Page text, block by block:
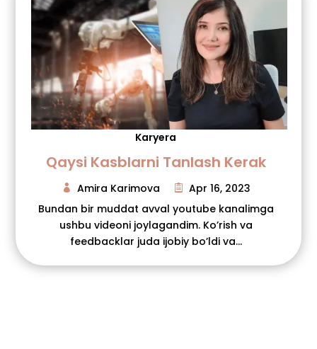
Karyera
Qaysi Kasblarni Tanlash Kerak
Amira Karimova
Apr 16, 2023
Bundan bir muddat avval youtube kanalimga
ushbu videoni joylagandim. Ko’rish va
feedbacklar juda ijobiy bo’ldi va...